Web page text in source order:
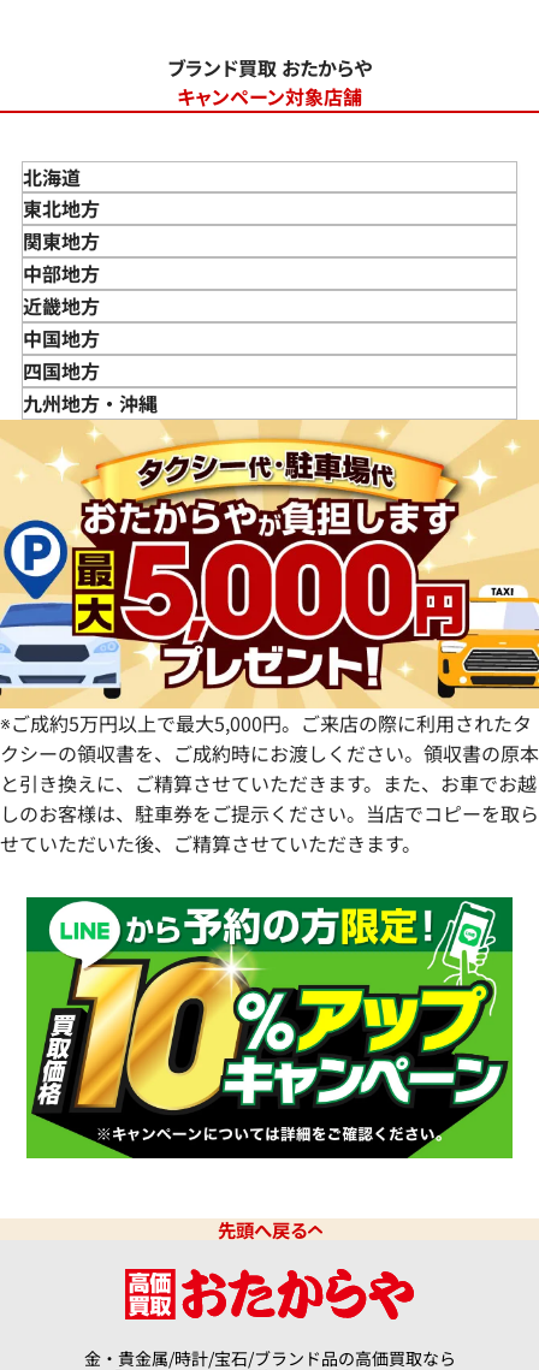
ブランド買取 おたからや
キャンペーン対象店舗
北海道
東北地方
青森県
岩手県
宮城県
秋田県
山形県
福島県
関東地方
東京都
神奈川県
埼玉県
千葉県
茨城県
栃木県
群馬県
中部地方
新潟県
富山県
石川県
山梨県
長野県
岐阜県
静岡県
愛知県
近畿地方
三重県
滋賀県
京都府
兵庫県
奈良県
和歌山県
中国地方
鳥取県
島根県
広島県
山口県
四国地方
徳島県
愛媛県
九州地方・沖縄
佐賀県
長崎県
熊本県
大分県
宮崎県
鹿児島県
※ご成約5万円以上で最大5,000円。ご来店の際に利用されたタ
クシーの領収書を、ご成約時にお渡しください。領収書の原本
と引き換えに、ご精算させていただきます。また、お車でお越
しのお客様は、駐車券をご提示ください。当店でコピーを取ら
せていただいた後、ご精算させていただきます。
先頭へ戻る
金・貴金属/時計/宝石/ブランド品の高価買取なら